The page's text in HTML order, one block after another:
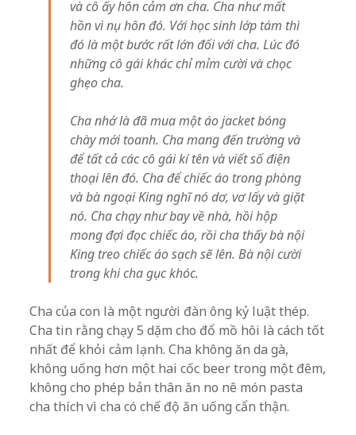
và cô ấy hôn cảm ơn cha. Cha như mất
hồn vì nụ hôn đó. Với học sinh lớp tám thì
đó là một bước rất lớn đối với cha. Lúc đó
những cô gái khác chỉ mỉm cười và chọc
ghẹo cha.
Cha nhớ là đã mua một áo jacket bóng
chày mới toanh. Cha mang đến trường và
để tất cả các cô gái kí tên và viết số điện
thoại lên đó. Cha để chiếc áo trong phòng
và bà ngoại King nghĩ nó dơ, vơ lấy và giặt
nó. Cha chạy như bay về nhà, hồi hộp
mong đợi đọc chiếc áo, rồi cha thấy bà nội
King treo chiếc áo sạch sẽ lên. Bà nội cười
trong khi cha gục khóc.
Cha của con là một người đàn ông kỷ luật thép.
Cha tin rằng chạy 5 dặm cho đổ mồ hôi là cách tốt
nhất để khỏi cảm lạnh. Cha không ăn da gà,
không uống hơn một hai cốc beer trong một đêm,
không cho phép bản thân ăn no nê món pasta
cha thích vì cha có chế độ ăn uống cẩn thận.